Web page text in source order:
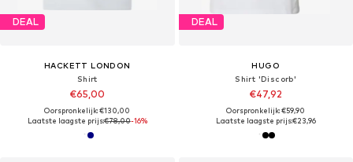
DEAL
HACKETT LONDON
Shirt
€65,00
Oorspronkelijk: €130,00
Laatste laagste prijs:€78,00-16%
DEAL
HUGO
Shirt 'Discorb'
€47,92
Oorspronkelijk: €59,90
Laatste laagste prijs:€23,96